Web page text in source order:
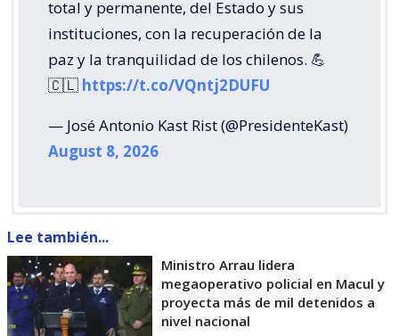
total y permanente, del Estado y sus
instituciones, con la recuperación de la
paz y la tranquilidad de los chilenos. 💪
🇨🇱 https://t.co/VQntj2DUFU
— José Antonio Kast Rist (@PresidenteKast)
August 8, 2026
Lee también...
Ministro Arrau lidera
megaoperativo policial en Macul y
proyecta más de mil detenidos a
nivel nacional